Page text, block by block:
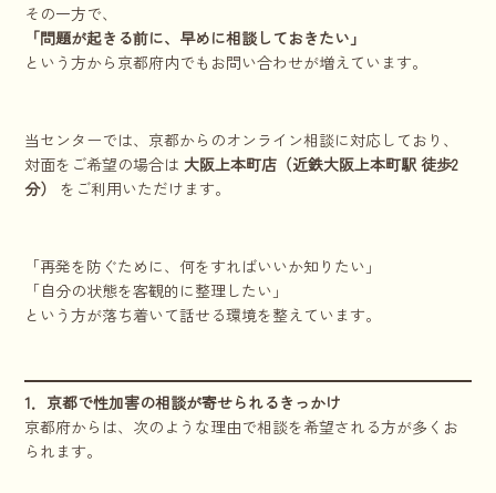
その一方で、
「問題が起きる前に、早めに相談しておきたい」
という方から京都府内でもお問い合わせが増えています。
当センターでは、京都からのオンライン相談に対応しており、
対面をご希望の場合は 大阪上本町店（近鉄大阪上本町駅 徒歩2
分）
をご利用いただけます。
「再発を防ぐために、何をすればいいか知りたい」
「自分の状態を客観的に整理したい」
という方が落ち着いて話せる環境を整えています。
1．京都で性加害の相談が寄せられるきっかけ
京都府からは、次のような理由で相談を希望される方が多くお
られます。